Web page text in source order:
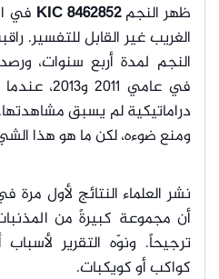
ظهر النجمKIC 8462852 في
الغريب غير القابل للتفسير.
النجم لمدة أربع سنوات،
في عامي
دراماتيكية لم يسبق
ومنع ضوءه، لكن ما هو هذا
نشر العلماء النتائج لأول
أن مجموعة كبيرةً من
ترجيحاً. ونوّه التقرير
كواكب أو كويكبات.